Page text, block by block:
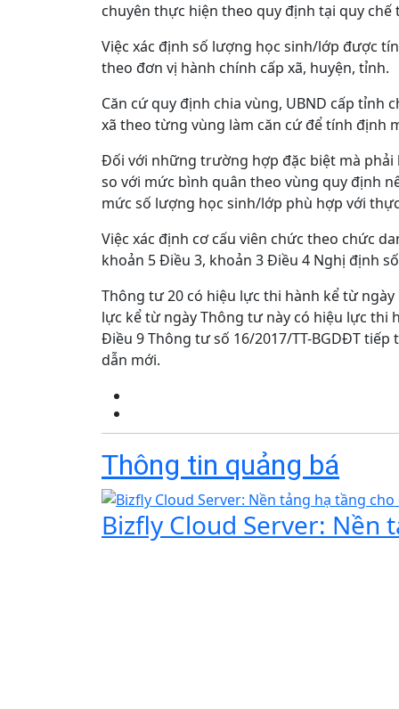
chuyên thực hiện theo quy định tại quy chế
Việc xác định số lượng học sinh/lớp được
theo đơn vị hành chính cấp xã, huyện, tỉnh.
Căn cứ quy định chia vùng, UBND cấp tỉnh
xã theo từng vùng làm căn cứ để tính định
Đối với những trường hợp đặc biệt mà
so với mức bình quân theo vùng quy định
mức số lượng học sinh/lớp phù hợp với
Việc xác định cơ cấu viên chức theo chức
khoản 5 Điều 3, khoản 3 Điều 4 Nghị định
Thông tư 20 có hiệu lực thi hành kể từ
lực kể từ ngày Thông tư này có hiệu lực thi
Điều 9 Thông tư số 16/2017/TT-BGDĐT
dẫn mới.
Thông tin quảng bá
Bizfly Cloud Server: Nền